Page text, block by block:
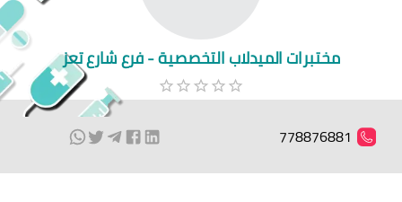
مختبرات الميدلاب التخصصية - فرع شارع تعز
778876881